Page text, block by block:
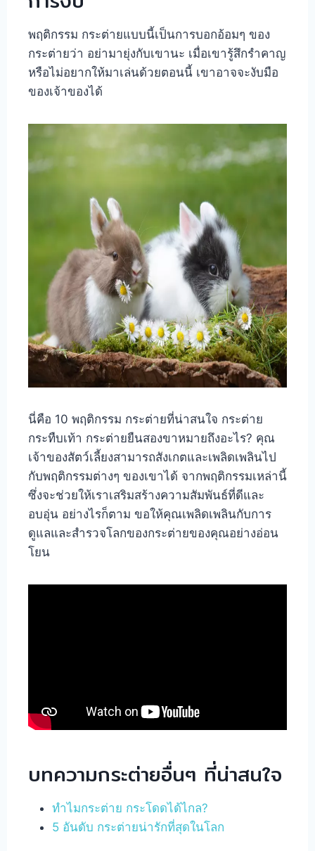
พฤติกรรม กระต่ายแบบนี้เป็นการบอกอ้อมๆ ของ
กระต่ายว่า อย่ามายุ่งกับเขานะ เมื่อเขารู้สึกรำคาญ
หรือไม่อยากให้มาเล่นด้วยตอนนี้ เขาอาจจะงับมือ
ของเจ้าของได้
นี่คือ 10 พฤติกรรม กระต่ายที่น่าสนใจ กระต่าย
กระทืบเท้า กระต่ายยืนสองขาหมายถึงอะไร? คุณ
เจ้าของสัตว์เลี้ยงสามารถสังเกตและเพลิดเพลินไป
กับพฤติกรรมต่างๆ ของเขาได้ จากพฤติกรรมเหล่านี้
ซึ่งจะช่วยให้เราเสริมสร้างความสัมพันธ์ที่ดีและ
อบอุ่น อย่างไรก็ตาม ขอให้คุณเพลิดเพลินกับการ
ดูแลและสำรวจโลกของกระต่ายของคุณอย่างอ่อน
โยน
บทความกระต่ายอื่นๆ ที่น่าสนใจ
ทำไมกระต่าย กระโดดได้ไกล?
5 อันดับ กระต่ายน่ารักที่สุดในโลก